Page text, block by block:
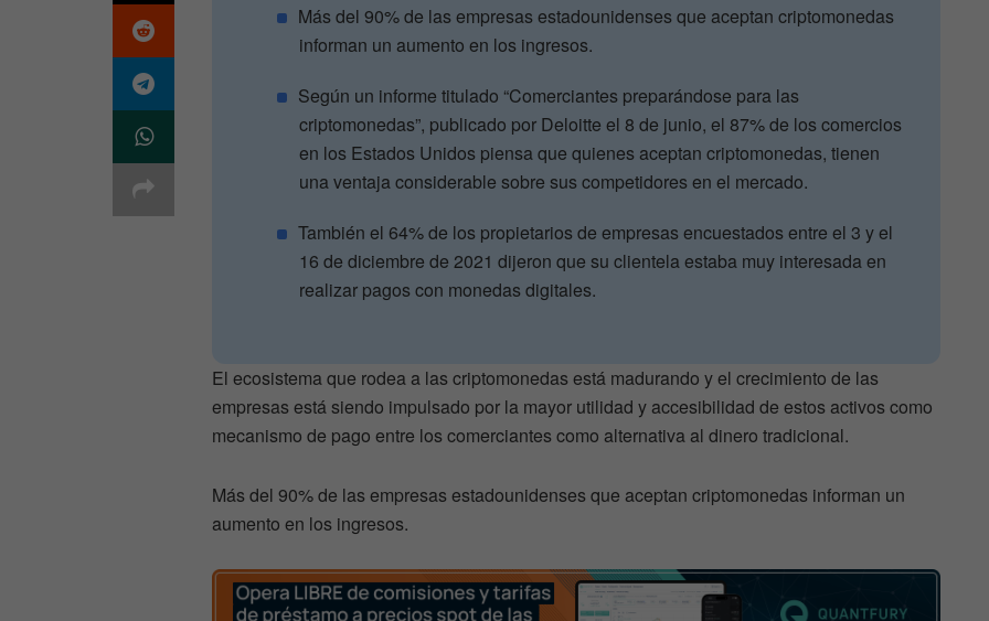
Más del 90% de las empresas estadounidenses que aceptan criptomonedas
informan un aumento en los ingresos.
Según un informe titulado “Comerciantes preparándose para las
criptomonedas”, publicado por Deloitte el 8 de junio, el 87% de los comercios
en los Estados Unidos piensa que quienes aceptan criptomonedas, tienen
una ventaja considerable sobre sus competidores en el mercado.
También el 64% de los propietarios de empresas encuestados entre el 3 y el
16 de diciembre de 2021 dijeron que su clientela estaba muy interesada en
realizar pagos con monedas digitales.
El ecosistema que rodea a las criptomonedas está madurando y el crecimiento de las
empresas está siendo impulsado por la mayor utilidad y accesibilidad de estos activos como
mecanismo de pago entre los comerciantes como alternativa al dinero tradicional.
Más del 90% de las empresas estadounidenses que aceptan criptomonedas informan un
aumento en los ingresos.